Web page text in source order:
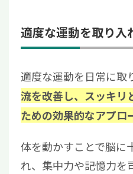
適度な運動を取り入
適度な運動を日常に取
流を改善し、スッキリ
ための効果的なアプロ
体を動かすことで脳に
れ、集中力や記憶力を